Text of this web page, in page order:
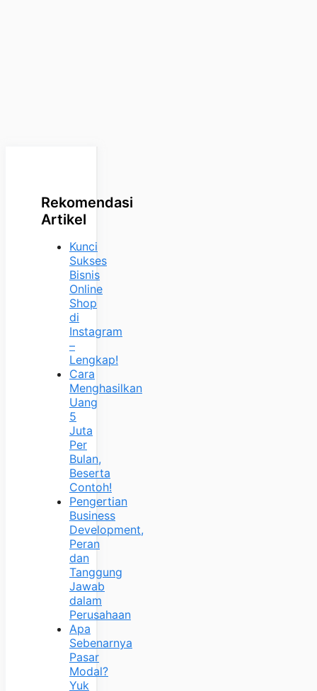
Rekomendasi
Artikel
Kunci
Sukses
Bisnis
Online
Shop
di
Instagram
–
Lengkap!
Cara
Menghasilkan
Uang
5
Juta
Per
Bulan,
Beserta
Contoh!
Pengertian
Business
Development,
Peran
dan
Tanggung
Jawab
dalam
Perusahaan
Apa
Sebenarnya
Pasar
Modal?
Yuk